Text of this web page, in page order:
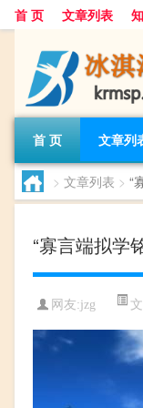
首 页 文章列表
首 页 文章列
> 文章列表 > “
“寡言端拟学
网友:jzg